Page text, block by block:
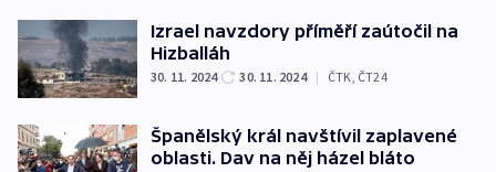
Izrael navzdory příměří zaútočil na
Hizballáh
30. 11. 2024 30. 11. 2024 | ČTK ČT24
Španělský král navštívil zaplavené
oblasti. Dav na něj házel bláto